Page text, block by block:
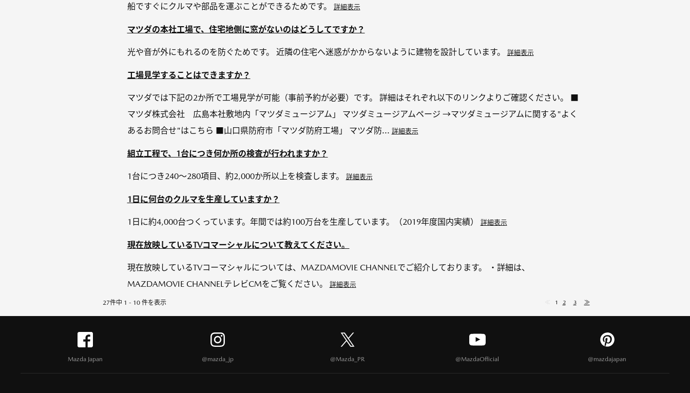
船ですぐにクルマや部品を運ぶことができるためです。 詳細表示
マツダの本社工場で、住宅地側に窓がないのはどうしてですか？
光や音が外にもれるのを防ぐためです。 近隣の住宅へ迷惑がかからないように建物を設計しています。 詳細表示
工場見学することはできますか？
マツダでは下記の2か所で工場見学が可能（事前予約が必要）です。 詳細はそれぞれ以下のリンクよりご確認ください。 ■
マツダ株式会社 広島本社敷地内「マツダミュージアム」 マツダミュージアムページ →マツダミュージアムに関する"よく
あるお問合せ"はこちら ■山口県防府市「マツダ防府工場」 マツダ防... 詳細表示
組立工程で、1台につき何か所の検査が行われますか？
1台につき240～280項目、約2,000か所以上を検査します。 詳細表示
1日に何台のクルマを生産していますか？
1日に約4,000台つくっています。年間では約100万台を生産しています。（2019年度国内実績） 詳細表示
現在放映しているTVコマーシャルについて教えてください。
現在放映しているTVコーマシャルについては、MAZDAMOVIE CHANNELでご紹介しております。 ・詳細は、
MAZDAMOVIE CHANNELテレビCMをご覧ください。
詳細表示
27件中 1 - 10 件を表示 1 2 3 ≫
Mazda Japan @mazda_jp @Mazda_PR @MazdaOfficial @mazdajapan